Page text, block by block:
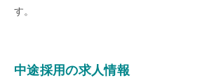
す。
中途採用の求人情報